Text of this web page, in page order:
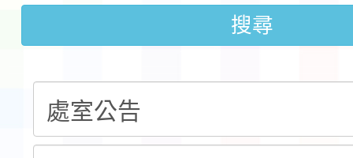
第3次招考代課鐘點教
告(不再辦理後續甄選)
檢送「桃園市115學年
賽實施要點」1份
本市「115學年度學生
程安排一案
「桃園市補助參觀特色
搜尋